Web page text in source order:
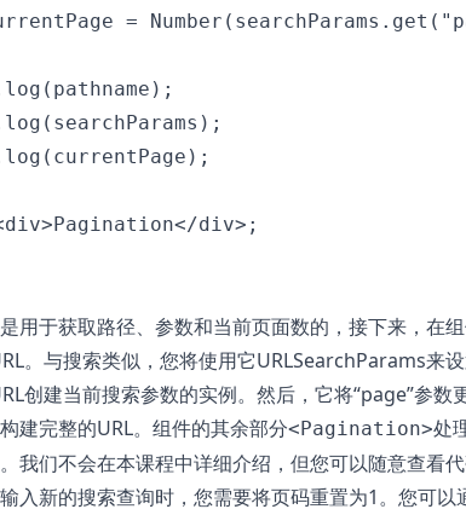
=
div>;
用于获取路径、参数和当前页面数的，接下来，在
。与搜索类似，您将使用它URLSearchParams来
创建当前搜索参数的实例。然后，它将“page”参
建完整的URL。组件的其余部分<Pagination>处
我们不会在本课程中详细介绍，但您可以随意查看
入新的搜索查询时，您需要将页码重置为1。您可以